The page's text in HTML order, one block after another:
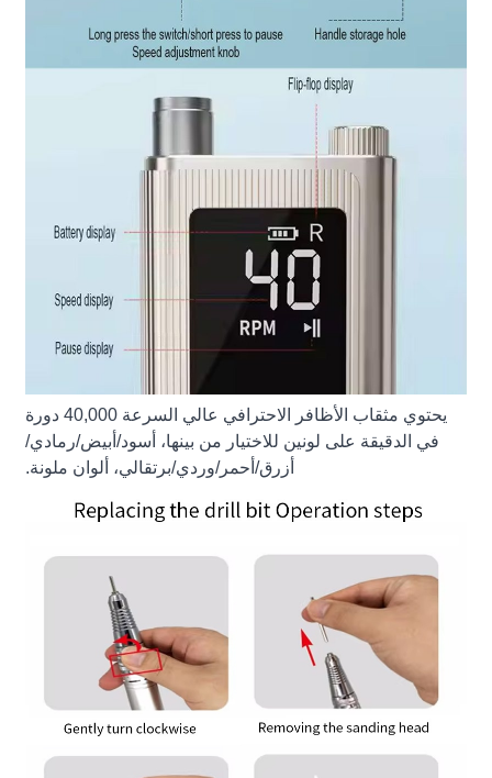
يحتوي مثقاب الأظافر الاحترافي عالي السرعة 40,000 دورة
في الدقيقة على لونين للاختيار من بينها، أسود/أبيض/رمادي/
أزرق/أحمر/وردي/برتقالي، ألوان ملونة.